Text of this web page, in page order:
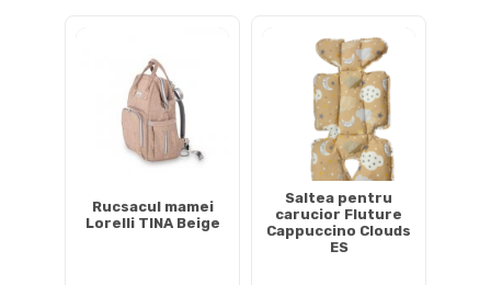
Rucsacul mamei
Lorelli TINA Beige
Saltea pentru
carucior Fluture
Cappuccino Clouds
ES